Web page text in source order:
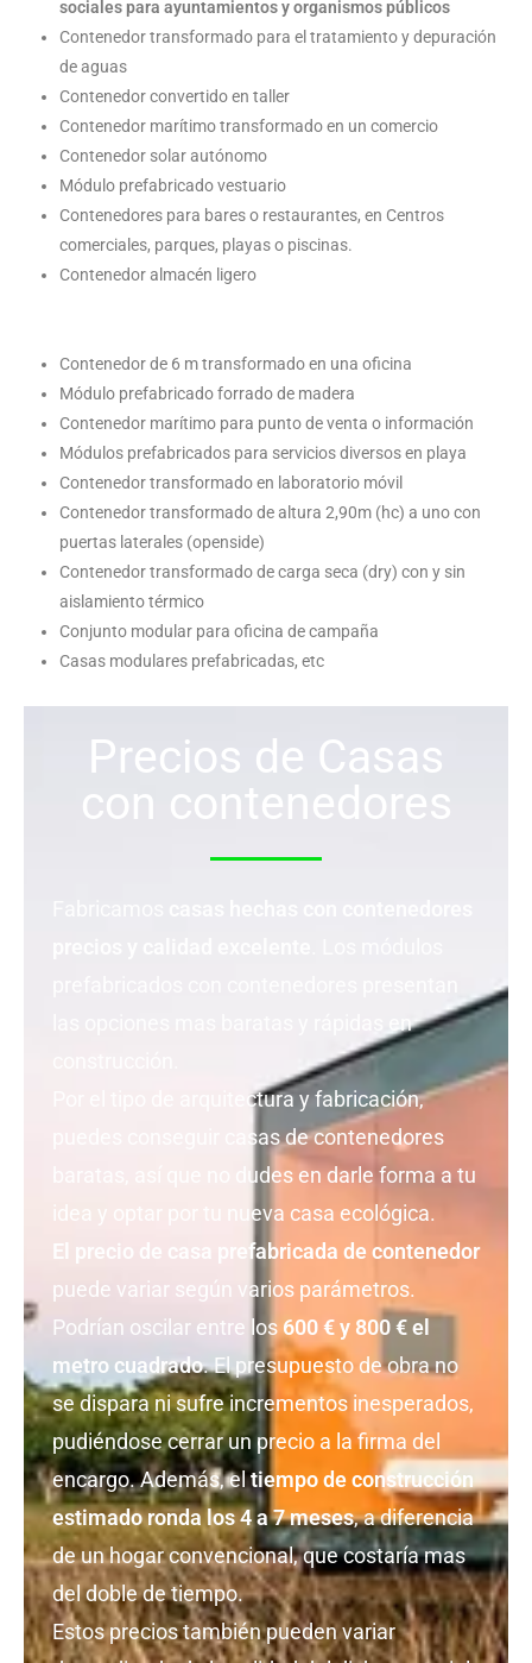
sociales para ayuntamientos y organismos públicos
Contenedor transformado para el tratamiento y depuración
de aguas
Contenedor convertido en taller
Contenedor marítimo transformado en un comercio
Contenedor solar autónomo
Módulo prefabricado vestuario
Contenedores para bares o restaurantes, en Centros
comerciales, parques, playas o piscinas.
Contenedor almacén ligero
Contenedor de 6 m transformado en una oficina
Módulo prefabricado forrado de madera
Contenedor marítimo para punto de venta o información
Módulos prefabricados para servicios diversos en playa
Contenedor transformado en laboratorio móvil
Contenedor transformado de altura 2,90m (hc) a uno con
puertas laterales (openside)
Contenedor transformado de carga seca (dry) con y sin
aislamiento térmico
Conjunto modular para oficina de campaña
Casas modulares prefabricadas, etc
Precios de Casas
con contenedores
las opciones mas baratas y rápidas en
Por el tipo de arquitectura y fabricación,
puedes conseguir casas de contenedores
baratas, así que no dudes en darle forma a tu
idea y optar por tu nueva casa ecológica.
El precio de casa prefabricada de contenedor
puede variar según varios parámetros.
Podrían oscilar entre los 600 € y 800 € el
metro cuadrado. El presupuesto de obra no
se dispara ni sufre incrementos inesperados,
pudiéndose cerrar un precio a la firma del
encargo. Además, eltiempo de construcción
estimado ronda los 4 a 7 meses, a diferencia
de un hogar convencional, que costaría mas
del doble de tiempo.
Estos precios también pueden variar